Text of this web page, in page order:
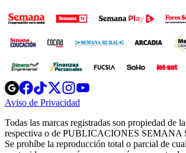
Opens
in
new
Opens
in
new
Opens
in
new
window
Opens
new
windowwindow
Aviso de Privacidad
new
window
Todas las marcas registradas son propiedad de
respectiva o de PUBLICACIONES SEMANA
Se prohíbe la reproducción total o parcial de